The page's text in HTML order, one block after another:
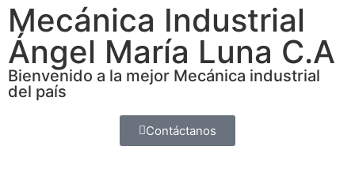
Mecánica Industrial
Ángel María Luna C.A
Bienvenido a la mejor Mecánica industrial
del país
Contáctanos